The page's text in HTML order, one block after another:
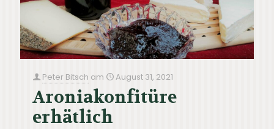
Peter Bitsch am August 31, 2021
Aroniakonfitüre
erhätlich